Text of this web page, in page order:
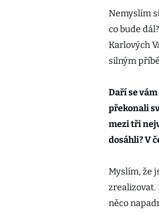
Nemyslím
co bude
Karlových
silným
Daří se
překonali
mezi tři
dosáhli? V
Myslím, že
zrealizovat.
něco